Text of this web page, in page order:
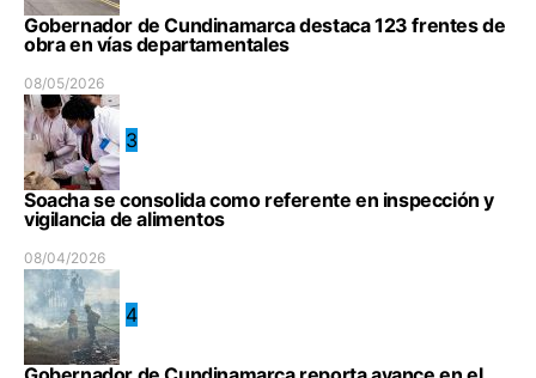
Gobernador de Cundinamarca destaca 123 frentes de
obra en vías departamentales
08/05/2026
3
Soacha se consolida como referente en inspección y
vigilancia de alimentos
08/04/2026
4